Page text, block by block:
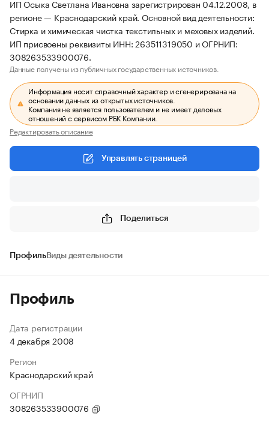
ИП Осыка Светлана Ивановна зарегистрирован 04.12.2008, в
регионе — Краснодарский край. Основной вид деятельности:
Стирка и химическая чистка текстильных и меховых изделий.
ИП присвоены реквизиты ИНН: 263511319050 и ОГРНИП:
308263533900076.
Данные получены из публичных государственных источников.
Информация носит справочный характер и сгенерирована на
основании данных из открытых источников.
Компания не является пользователем и не имеет деловых
отношений с сервисом РБК Компании.
Редактировать описание
Управлять страницей
Поделиться
ПрофильВиды деятельности
Профиль
Дата регистрации
4 декабря 2008
Регион
Краснодарский край
ОГРНИП
308263533900076